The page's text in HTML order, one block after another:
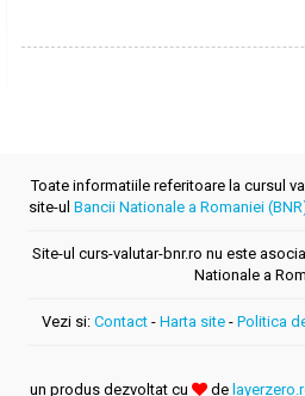
Toate informatiile referitoare la cursul
site-ul Bancii Nationale a Romaniei
Site-ul curs-valutar-bnr.ro nu este
Nationale a
Vezi si: Contact - Harta site - Politica
un produs dezvoltat cu de